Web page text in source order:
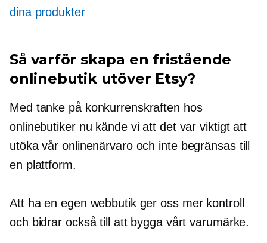
dina produkter
Så varför skapa en fristående
onlinebutik utöver Etsy?
Med tanke på konkurrenskraften hos
onlinebutiker nu kände vi att det var viktigt att
utöka vår onlinenärvaro och inte begränsas till
en plattform.
Att ha en egen webbutik ger oss mer kontroll
och bidrar också till att bygga vårt varumärke.